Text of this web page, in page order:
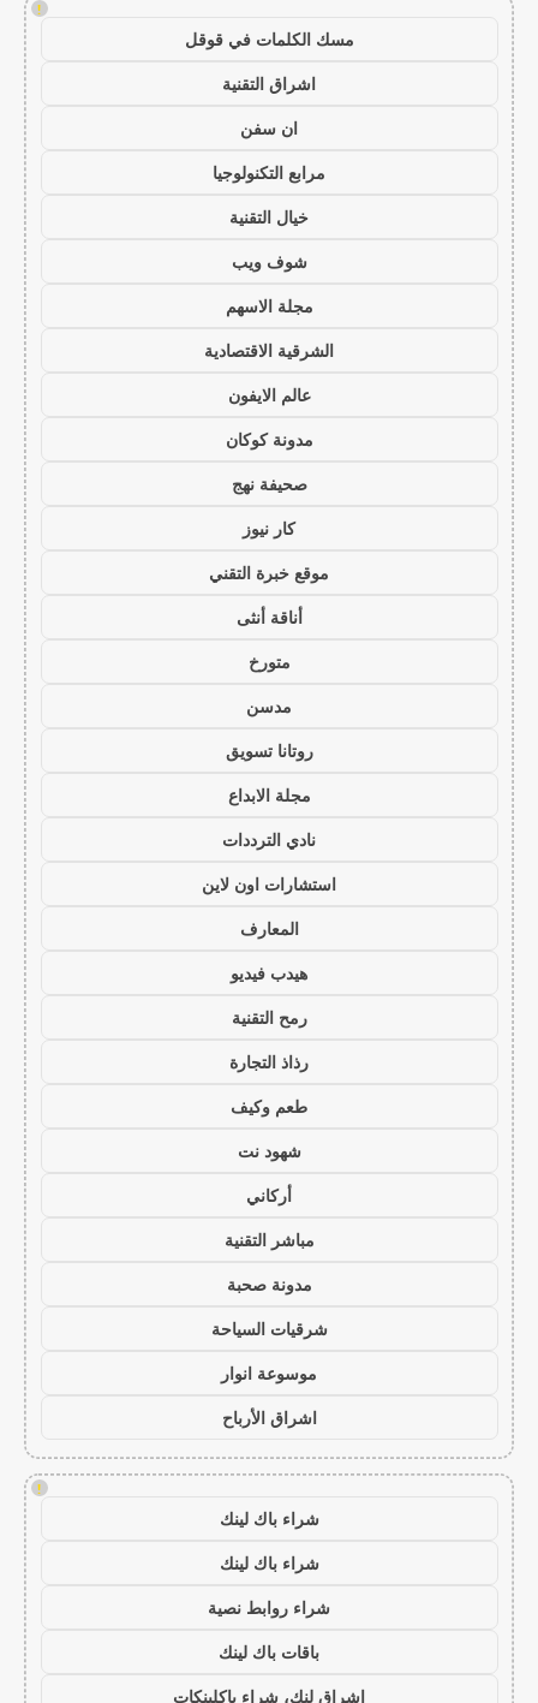
!
مسك الكلمات في قوقل
اشراق التقنية
ان سفن
مرابع التكنولوجيا
خيال التقنية
شوف ويب
مجلة الاسهم
الشرقية الاقتصادية
عالم الايفون
مدونة كوكان
صحيفة نهج
كار نيوز
موقع خبرة التقني
أناقة أنثى
متورخ
مدسن
روتانا تسويق
مجلة الابداع
نادي الترددات
استشارات اون لاين
المعارف
هيدب فيديو
رمح التقنية
رذاذ التجارة
طعم وكيف
شهود نت
أركاني
مباشر التقنية
مدونة صحبة
شرقيات السياحة
موسوعة انوار
اشراق الأرباح
!
شراء باك لينك
شراء باك لينك
شراء روابط نصية
باقات باك لينك
اشراق لنك، شراء باكلينكات